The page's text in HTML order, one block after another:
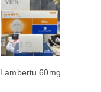
Lambertu 60mg